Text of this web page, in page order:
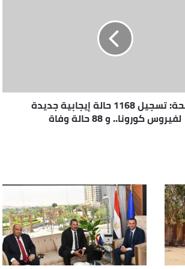
الصحة: تسجيل 1168 حالة إيجابية جديدة
لفيروس كورونا.. و 88 حالة وفاة